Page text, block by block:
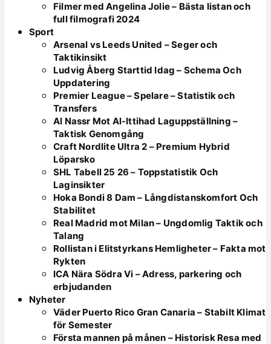
Filmer med Angelina Jolie – Bästa listan och
full filmografi 2024
Sport
Arsenal vs Leeds United – Seger och
Taktikinsikt
Ludvig Åberg Starttid Idag – Schema Och
Uppdatering
Premier League – Spelare – Statistik och
Transfers
Al Nassr Mot Al-Ittihad Laguppställning –
Taktisk Genomgång
Craft Nordlite Ultra 2 – Premium Hybrid
Löparsko
SHL Tabell 25 26 – Toppstatistik Och
Laginsikter
Hoka Bondi 8 Dam – Långdistanskomfort Och
Stabilitet
Real Madrid mot Milan – Ungdomlig Taktik och
Talang
Rollistan i Elitstyrkans Hemligheter – Fakta mot
Rykten
ICA Nära Södra Vi – Adress, parkering och
erbjudanden
Nyheter
Väder Puerto Rico Gran Canaria – Stabilt Klimat
för Semester
Första mannen på månen – Historisk Resa med